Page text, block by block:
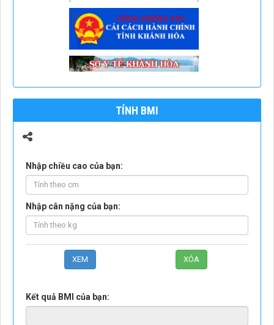
TÍNH BMI
Nhập chiều cao của bạn:
Nhập cân nặng của bạn:
Kết quả BMI của bạn: